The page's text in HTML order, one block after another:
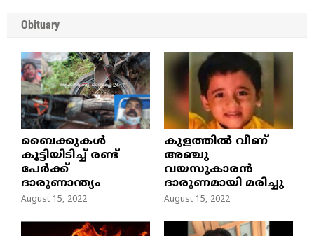
Obituary
ബൈക്കുകൾ
കൂട്ടിയിടിച്ച് രണ്ട്
പേർക്ക്
ദാരുണാന്ത്യം
August 15, 2022
കുളത്തില്‍ വീണ്
അഞ്ചു
വയസുകാരന്‍
ദാരുണമായി മരിച്ചു
August 15, 2022